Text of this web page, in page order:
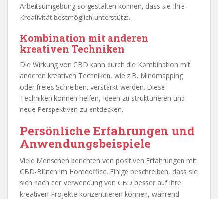
Arbeitsumgebung so gestalten können, dass sie Ihre
Kreativität bestmöglich unterstützt.
Kombination mit anderen
kreativen Techniken
Die Wirkung von CBD kann durch die Kombination mit
anderen kreativen Techniken, wie z.B. Mindmapping
oder freies Schreiben, verstärkt werden. Diese
Techniken können helfen, Ideen zu strukturieren und
neue Perspektiven zu entdecken.
Persönliche Erfahrungen und
Anwendungsbeispiele
Viele Menschen berichten von positiven Erfahrungen mit
CBD-Blüten im Homeoffice. Einige beschreiben, dass sie
sich nach der Verwendung von CBD besser auf ihre
kreativen Projekte konzentrieren können, während